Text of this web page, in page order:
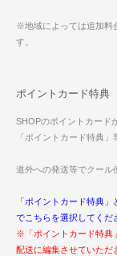
※地域によっては追加料
す。
ポイントカード特典
SHOPのポイントカード
「ポイントカード特典」
道外への発送等でクール
「ポイントカード特典
でこちらを選択してくだ
※「ポイントカード特典
配送に編集させていただ